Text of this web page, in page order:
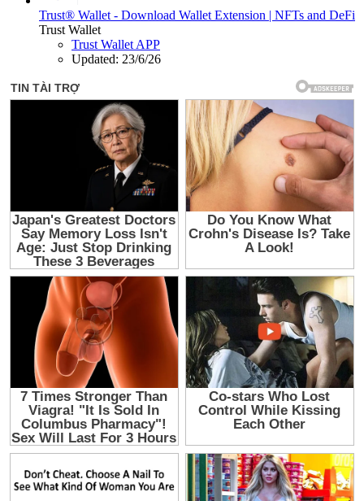
Trust® Wallet - Download Wallet Extension | NFTs and DeFi
Trust Wallet
Trust Wallet APP
Updated: 23/6/26